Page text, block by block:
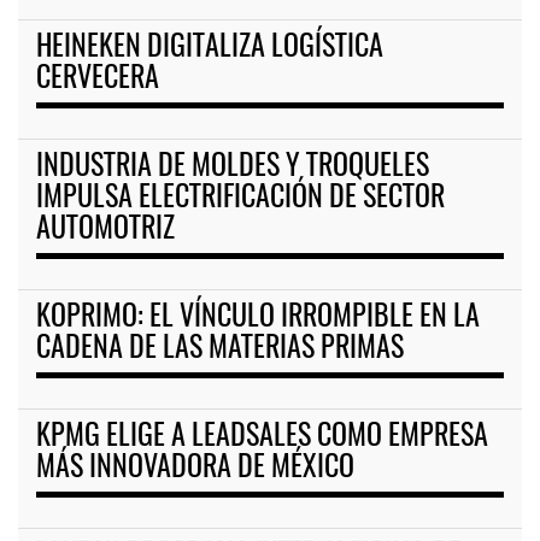
HEINEKEN DIGITALIZA LOGÍSTICA
CERVECERA
INDUSTRIA DE MOLDES Y TROQUELES
IMPULSA ELECTRIFICACIÓN DE SECTOR
AUTOMOTRIZ
KOPRIMO: EL VÍNCULO IRROMPIBLE EN LA
CADENA DE LAS MATERIAS PRIMAS
KPMG ELIGE A LEADSALES COMO EMPRESA
MÁS INNOVADORA DE MÉXICO